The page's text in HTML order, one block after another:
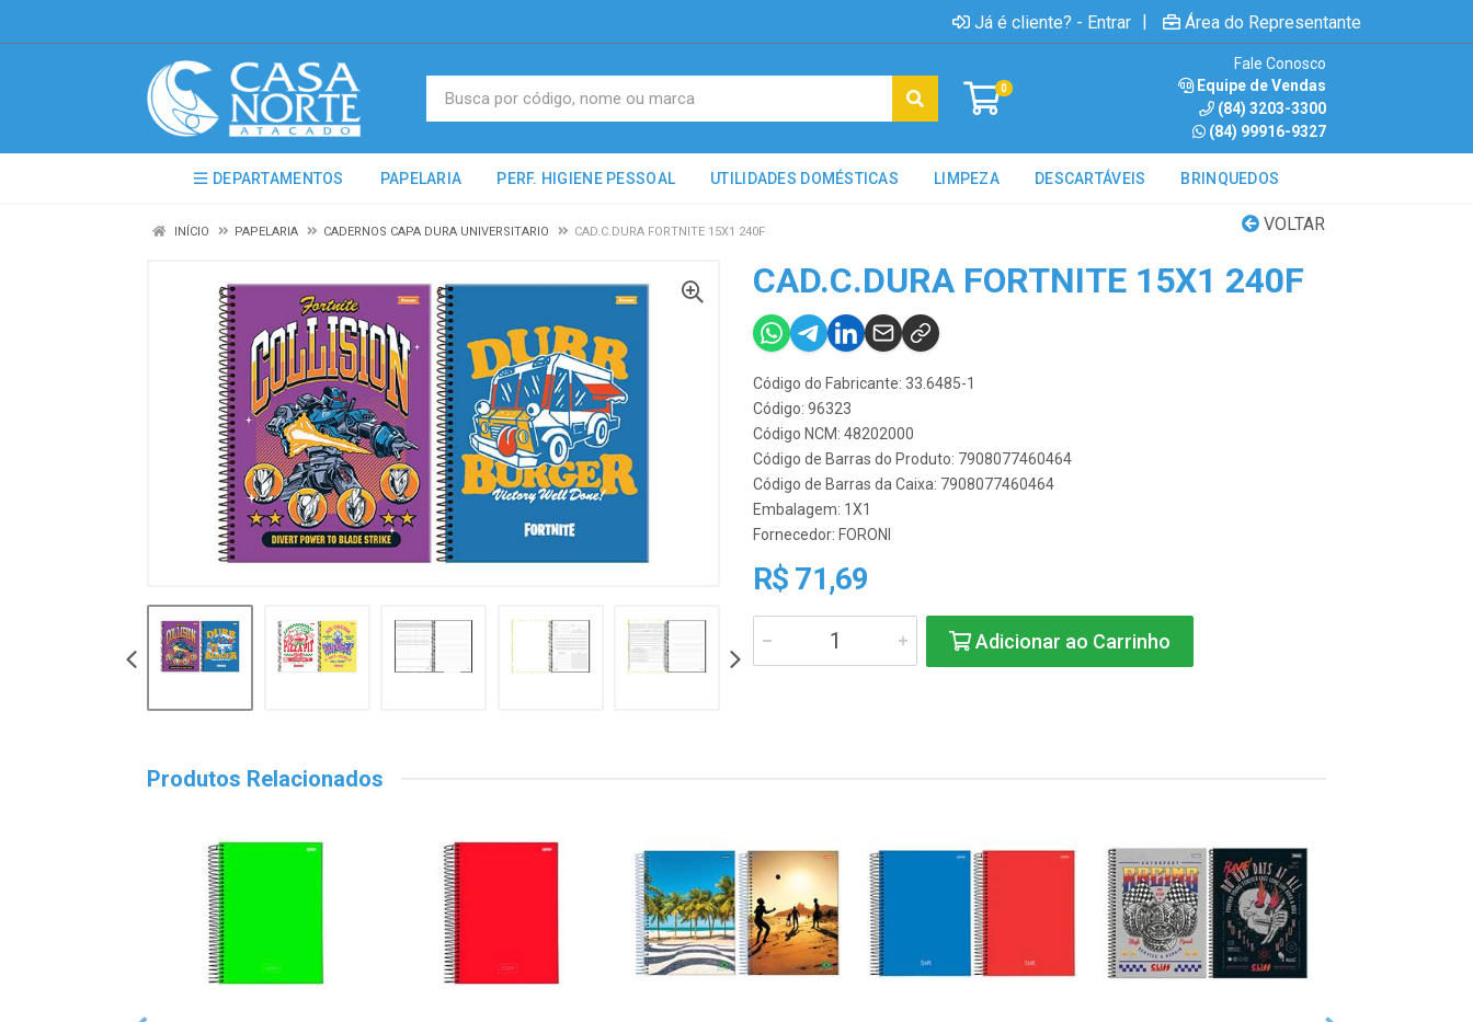
Já é cliente? - Entrar | Área do Representante
0
Fale Conosco
Equipe de Vendas
(84) 3203-3300
(84) 99916-9327
DEPARTAMENTOS PAPELARIA PERF. HIGIENE PESSOAL UTILIDADES DOMÉSTICAS LIMPEZA DESCARTÁVEIS BRINQUEDOS
VOLTAR
INÍCIO PAPELARIA CADERNOS CAPA DURA UNIVERSITARIO CAD.C.DURA FORTNITE 15X1 240F
CAD.C.DURA FORTNITE 15X1 240F
Código do Fabricante: 33.6485-1
Código: 96323
Código NCM: 48202000
Código de Barras do Produto: 7908077460464
Código de Barras da Caixa: 7908077460464
Embalagem: 1X1
Fornecedor: FORONI
R$ 71,69
Adicionar ao Carrinho
Produtos Relacionados